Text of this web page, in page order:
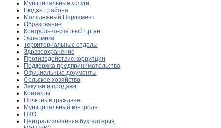
Муниципальные услуги
Бюджет района
Молодежный Парламент
Образование
Контрольно-счётный орган
Экономика
Территориальные отделы
Здравоохранение
Противодействие коррупции
Поддержка предпринимательства
Официальные документы
Сельское хозяйство
Закупки и продажи
Контакты
Почетные граждане
Муниципальный контроль
ЦКО
Централизованная бухгалтерия